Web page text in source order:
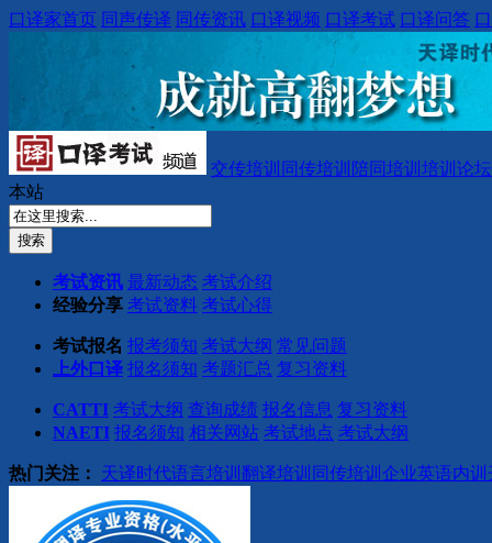
口译家首页 同声传译 同传资讯 口译视频 口译考试 口译问答
交传培训 同传培训 陪同培训 培训论坛
本站
考试资讯 最新动态 考试介绍
经验分享 考试资料 考试心得
考试报名 报考须知 考试大纲 常见问题
上外口译 报名须知 考题汇总 复习资料
CATTI 考试大纲 查询成绩 报名信息 复习资料
NAETI 报名须知 相关网站 考试地点 考试大纲
热门关注： 天译时代语言培训 翻译培训 同传培训 企业英语内训